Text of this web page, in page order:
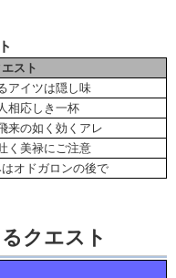
スト
アイツは隠し味
相応しき一杯
来の如く効くアレ
く美禄にご注意
オドガロンの後で
クエスト